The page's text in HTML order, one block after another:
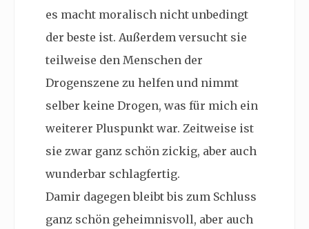
es macht moralisch nicht unbedingt
der beste ist. Außerdem versucht sie
teilweise den Menschen der
Drogenszene zu helfen und nimmt
selber keine Drogen, was für mich ein
weiterer Pluspunkt war. Zeitweise ist
sie zwar ganz schön zickig, aber auch
wunderbar schlagfertig.
Damir dagegen bleibt bis zum Schluss
ganz schön geheimnisvoll, aber auch